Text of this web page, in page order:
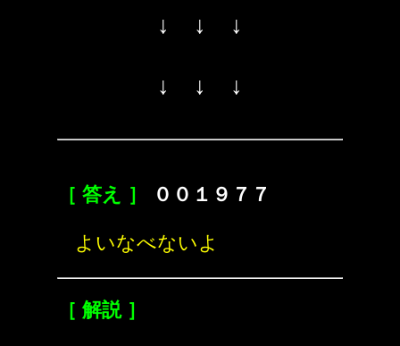
↓ ↓ ↓
↓ ↓ ↓
［ 答え ］ ００１９７７
よいなべないよ
［ 解説 ］